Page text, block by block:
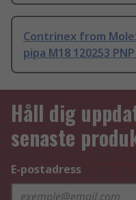
Contrinex from
pipa M18 120253
Håll dig
senaste
E-postadress